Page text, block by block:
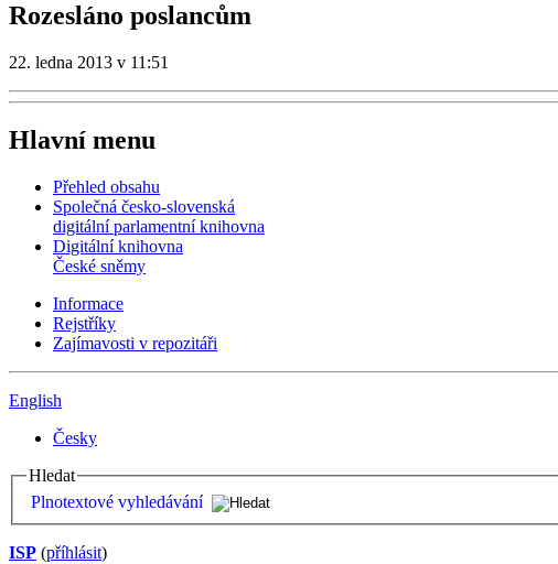
Rozesláno poslancům
22. ledna 2013 v 11:51
Hlavní menu
Přehled obsahu
Společná česko-slovenská
digitální parlamentní knihovna
Digitální knihovna
České sněmy
Informace
Rejstříky
Zajímavosti v repozitáři
English
Česky
Hledat
Plnotextové vyhledávání
ISP (příhlásit)